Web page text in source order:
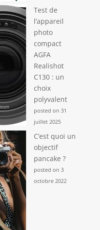
Test de
l’appareil
photo
compact
AGFA
Realishot
C130 : un
choix
polyvalent
posted on 31
juillet 2025
C’est quoi un
objectif
pancake ?
posted on 3
octobre 2022